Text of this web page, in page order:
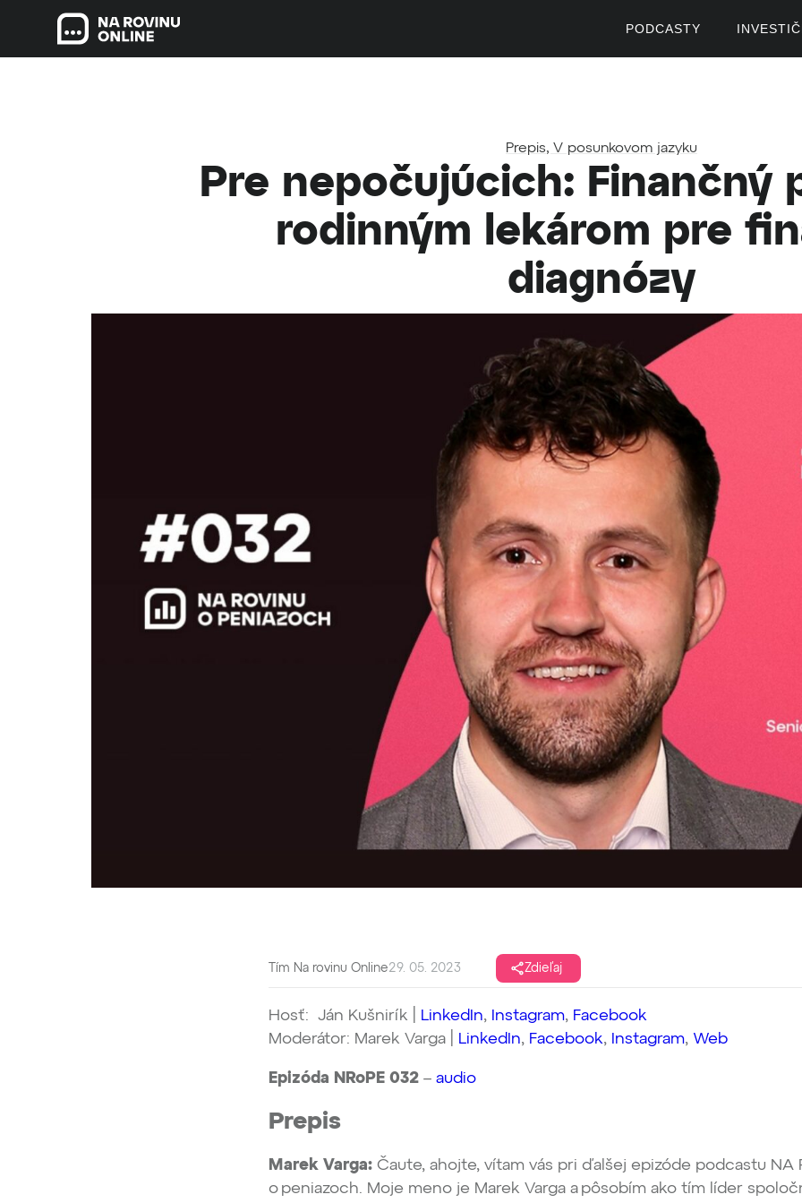
PODCASTY
Prepis, V posunkovom jazyku
Pre nepočujúcich: Finančný
rodinným lekárom pre
diagnózy
Tím Na rovinu Online29. 05. 2023 Zdieľaj
Hosť: Ján Kušnirík | LinkedIn, Instagram, Facebook
Moderátor: Marek Varga |
LinkedIn, Facebook, Instagram, Web
Epizóda NRoPE 032– audio
Prepis
Marek Varga:Čaute, ahojte, vítam vás pri ďalšej epizóde podcastu NA
o peniazoch. Moje meno je Marek Varga a pôsobím ako tím líder